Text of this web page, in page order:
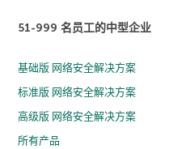
51-999 名员工的中型企业
基础版 网络安全解决方案
标准版 网络安全解决方案
高级版 网络安全解决方案
所有产品